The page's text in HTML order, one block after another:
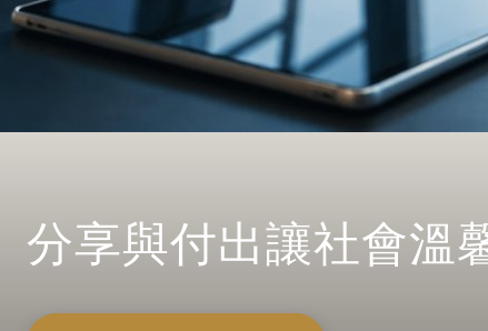
分享與付出讓社會溫